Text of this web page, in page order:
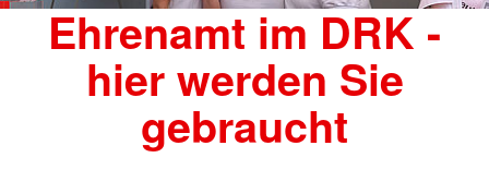
Ehrenamt im DRK -
hier werden Sie
gebraucht